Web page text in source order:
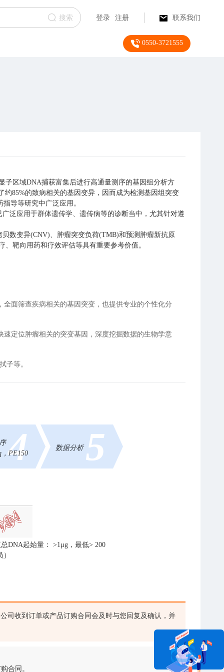
搜索 登录 注册 联系我们
0550-3721555
区域DNA捕获富集后进行高通量测序的基因组分析方
85%的致病相关的基因变异，因而成为检测基因组突变
导等研究中广泛应用。
应用于群体遗传学、遗传病等的诊断当中，尤其针对遵
数变异(CNV)、肿瘤突变负荷(TMB)和预测肿瘤新抗原
靶向用药和疗效评估等具有重要参考价值。
面筛查疾病相关的基因突变，也提供专业的个性化分
定位肿瘤相关的突变基因，深度挖掘数据的生物学意
子等。
，PE150
4 数据分析 5
DNA起始量： >1μg，最低> 200
司收到订单或产品订购合同会及时与您回复及确认，并
合同。